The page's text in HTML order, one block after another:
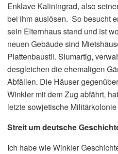
Enklave Kaliningrad, also
bei ihm auslösen. So besucht
sein Elternhaus stand und ist
neuen Gebäude sind
Plattenbaustil. Slumartig,
desgleichen die ehemaligen
Abfällen. Die Häuser
Winkler mit dem Zug abfährt,
letzte sowjetische Militärkolonie
Streit um deutsche
Ich habe wie Winkler